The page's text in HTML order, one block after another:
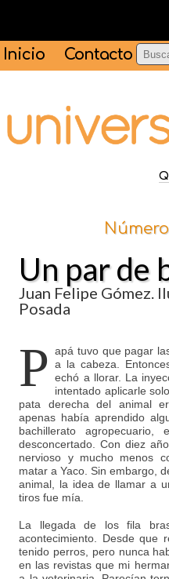
Inicio Contacto
Un par de
Juan Felipe Gómez.
Posada
P apá tuvo que pagar
a la cabeza.
echó a llorar. La
intentado aplicarle
pata derecha del animal
apenas había aprendido
bachillerato
desconcertado. Con diez
nervioso y mucho menos
matar a Yaco. Sin embargo,
animal, la idea de llamar a
tiros fue mía.
La llegada de los fila
acontecimiento. Desde que
tenido perros, pero nunca
en las revistas que mi